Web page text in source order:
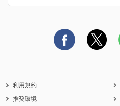
保険料の支払い方法
ライフネット生命公式note
利用規約
推奨環境